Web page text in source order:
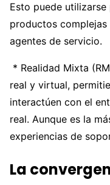
Esto puede
productos
agentes de servicio.
* Realidad Mixta
real y virtual,
interactúen con el
real. Aunque es la
experiencias de
La